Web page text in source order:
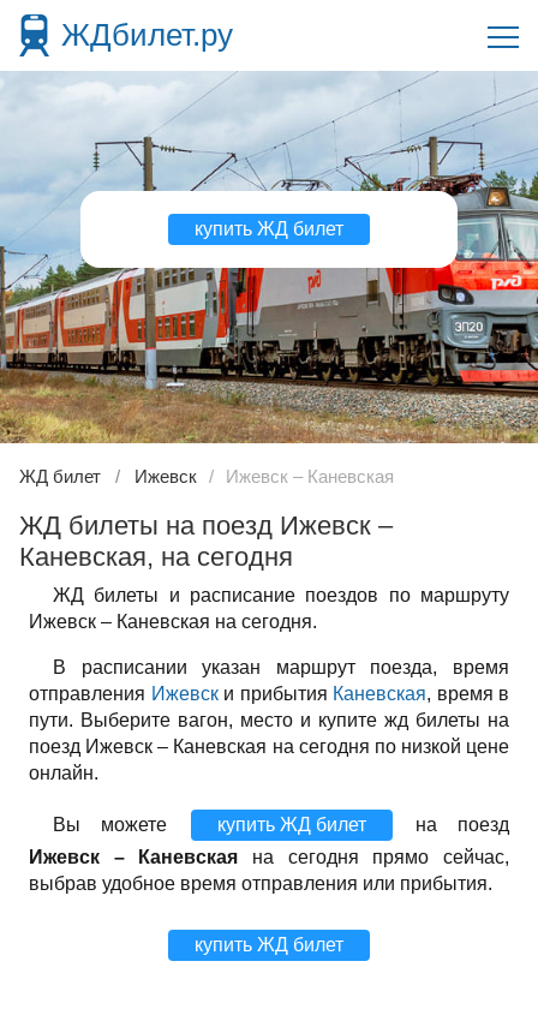
ЖДбилет.ру
купить ЖД билет
ЖД билет Ижевск Ижевск – Каневская
ЖД билеты на поезд Ижевск –
Каневская, на сегодня
ЖД билеты и расписание поездов по маршруту
Ижевск – Каневская на сегодня.
В расписании указан маршрут поезда, время
отправления Ижевски прибытия Каневская, время в
пути. Выберите вагон, место и купите жд билеты на
поезд Ижевск – Каневская на сегодня по низкой цене
онлайн.
Вы можете купить ЖД билет
на поезд
Ижевск – Каневская на сегодня прямо сейчас,
выбрав удобное время отправления или прибытия.
купить ЖД билет